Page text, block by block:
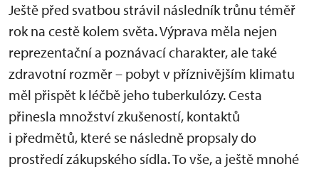
Ještě před svatbou strávil následník trůnu téměř
rok na cestě kolem světa. Výprava měla nejen
reprezentační a poznávací charakter, ale také
zdravotní rozměr – pobyt v příznivějším klimatu
měl přispět k léčbě jeho tuberkulózy. Cesta
přinesla množství zkušeností, kontaktů
i předmětů, které se následně propsaly do
prostředí zákupského sídla. To vše, a ještě mnohé